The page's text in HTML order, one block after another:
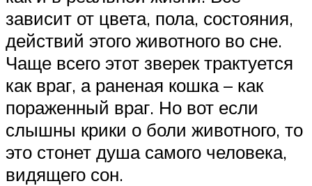
зависит от цвета, пола, состояния,
действий этого животного во сне.
Чаще всего этот зверек трактуется
как враг, а раненая кошка – как
пораженный враг. Но вот если
слышны крики о боли животного, то
это стонет душа самого человека,
видящего сон.